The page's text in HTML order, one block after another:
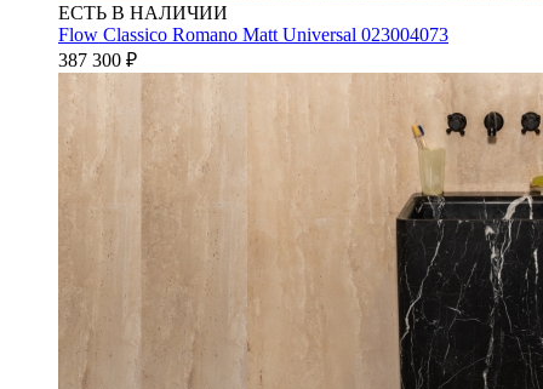
ЕСТЬ В НАЛИЧИИ
Flow Classico Romano Matt Universal 023004073
387 300 ₽